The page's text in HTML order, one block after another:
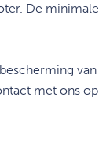
De minimale
van
met ons op